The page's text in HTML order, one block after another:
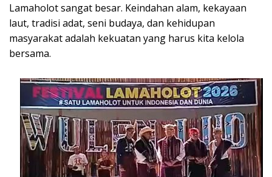
Lamaholot sangat besar. Keindahan alam, kekayaan
laut, tradisi adat, seni budaya, dan kehidupan
masyarakat adalah kekuatan yang harus kita kelola
bersama.